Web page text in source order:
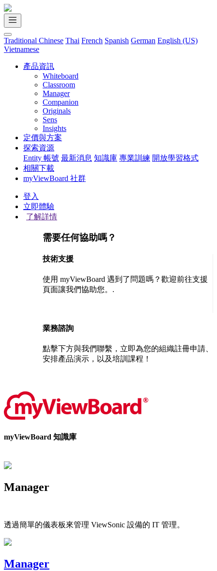
Traditional Chinese Thai French Spanish German English (US)
Vietnamese
產品資訊
Whiteboard
Classroom
Manager
Companion
Originals
Sens
Insights
定價與方案
探索資源
Entity 帳號 最新消息 知識庫 專業訓練 開放學習格式
相關下載
myViewBoard 社群
登入
立即體驗
了解詳情
需要任何協助嗎？
技術支援
使用 myViewBoard 遇到了問題嗎？歡迎前往支援
頁面讓我們協助您。.
業務諮詢
點擊下方與我們聯繫，立即為您的組織註冊申請、
安排產品演示，以及培訓課程！
myViewBoard 知識庫
Manager
透過簡單的儀表板來管理 ViewSonic 設備的 IT 管理。
Manager